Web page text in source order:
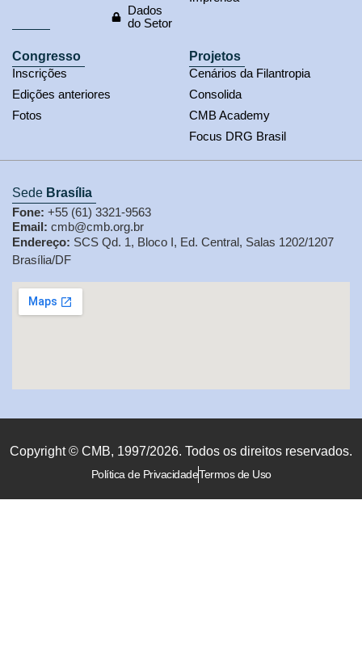
Dados
do Setor
Congresso
Inscrições
Edições anteriores
Fotos
Projetos
Cenários da Filantropia
Consolida
CMB Academy
Focus DRG Brasil
Sede Brasília
Fone: +55 (61) 3321-9563
Email: cmb@cmb.org.br
Endereço: SCS Qd. 1, Bloco I, Ed. Central, Salas 1202/1207
Brasília/DF
Copyright © CMB, 1997/2026. Todos os direitos reservados.
Política de PrivacidadeTermos de Uso